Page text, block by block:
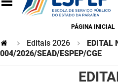
Controladoria Geral do Estado
Cultura
Desenvolvimento da Agropecuária e Pesca
Companhia Docas
Corpo de Bombeiros
PÁGINA INICIAL
Editais 2026
EDITAL
004/2026/SEAD/ESPEP/CGE